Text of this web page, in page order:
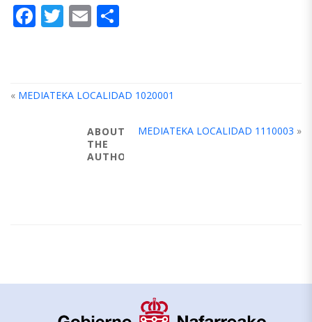
Facebook
Twitter
Email
« MEDIATEKA LOCALIDAD 1020001
MEDIATEKA LOCALIDAD 1110003 »
ABOUT
THE
AUTHOR